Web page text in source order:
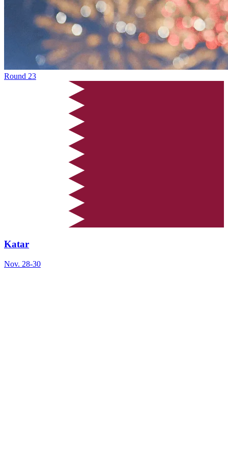
Round 23
Katar
Nov. 28-30